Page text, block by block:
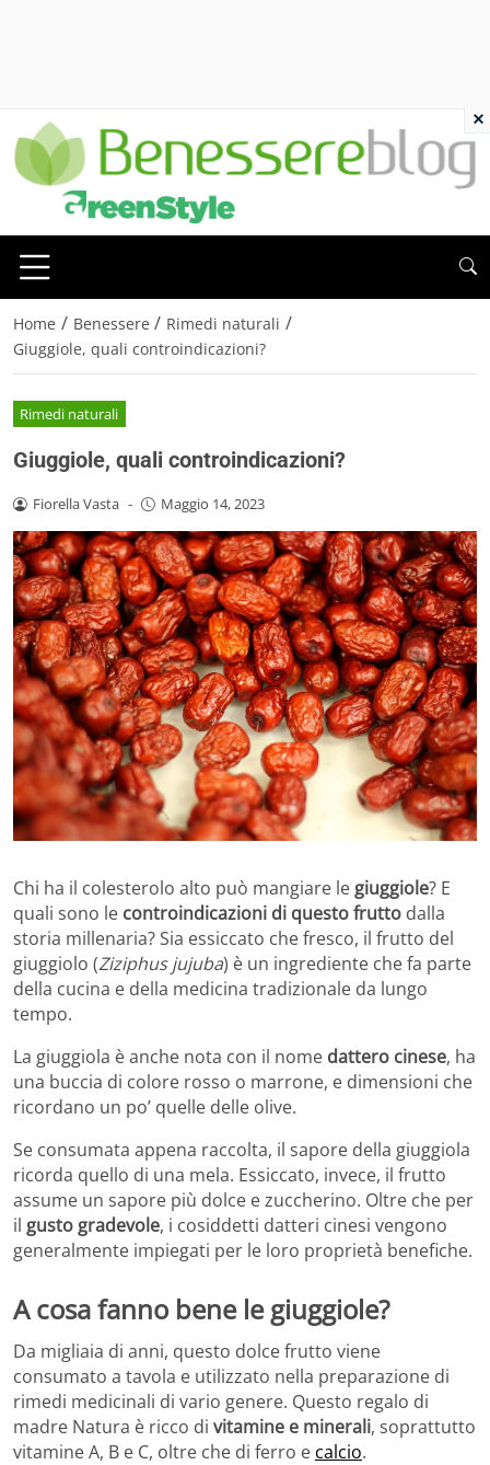
Home / Benessere / Rimedi naturali /
Giuggiole, quali controindicazioni?
Rimedi naturali
Giuggiole, quali controindicazioni?
Fiorella Vasta - Maggio 14, 2023
Chi ha il colesterolo alto può mangiare le giuggiole? E
quali sono le controindicazioni di questo frutto dalla
storia millenaria? Sia essiccato che fresco, il frutto del
giuggiolo (Ziziphus jujuba) è un ingrediente che fa parte
della cucina e della medicina tradizionale da lungo
tempo.
La giuggiola è anche nota con il nome dattero cinese, ha
una buccia di colore rosso o marrone, e dimensioni che
ricordano un po’ quelle delle olive.
Se consumata appena raccolta, il sapore della giuggiola
ricorda quello di una mela. Essiccato, invece, il frutto
assume un sapore più dolce e zuccherino. Oltre che per
il gusto gradevole, i cosiddetti datteri cinesi vengono
generalmente impiegati per le loro proprietà benefiche.
A cosa fanno bene le giuggiole?
Da migliaia di anni, questo dolce frutto viene
consumato a tavola e utilizzato nella preparazione di
rimedi medicinali di vario genere. Questo regalo di
madre Natura è ricco di vitamine e minerali, soprattutto
vitamine A, B e C, oltre che di ferro e calcio.
×